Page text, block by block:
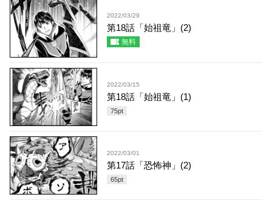
2022/03/29
第18話「始祖竜」(2)
無料
2022/03/15
第18話「始祖竜」(1)
75pt
2022/03/01
第17話「恐怖神」(2)
65pt